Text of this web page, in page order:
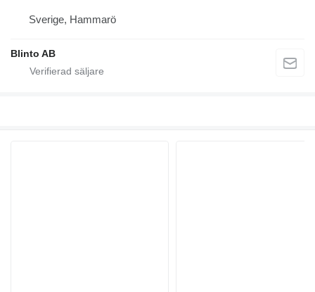
Sverige, Hammarö
Blinto AB